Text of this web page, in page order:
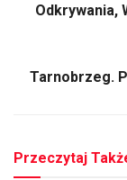
Odkrywania,
Tarnobrzeg.
Przeczytaj